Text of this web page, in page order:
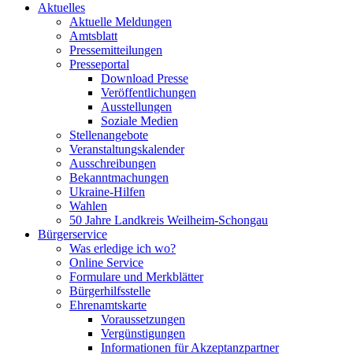
Aktuelles
Aktuelle Meldungen
Amtsblatt
Pressemitteilungen
Presseportal
Download Presse
Veröffentlichungen
Ausstellungen
Soziale Medien
Stellenangebote
Veranstaltungskalender
Ausschreibungen
Bekanntmachungen
Ukraine-Hilfen
Wahlen
50 Jahre Landkreis Weilheim-Schongau
Bürgerservice
Was erledige ich wo?
Online Service
Formulare und Merkblätter
Bürgerhilfsstelle
Ehrenamtskarte
Voraussetzungen
Vergünstigungen
Informationen für Akzeptanzpartner